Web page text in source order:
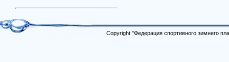
Copyright "Федерация спортивного зимнего